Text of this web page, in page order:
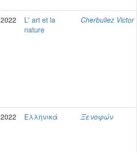
2022
L' art et la
nature
Cherbuliez Victor
2022 Ελληνικά Ξενοφών